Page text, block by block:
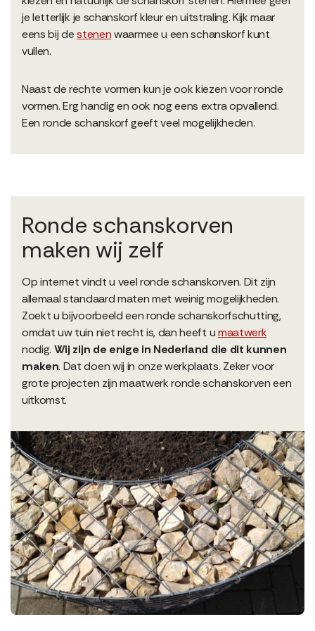
je letterlijk je schanskorf kleur en uitstraling. Kijk maar
eens bij destenenwaarmee u een schanskorf kunt
vullen.
Naast de rechte vormen kun je ook kiezen voor ronde
vormen. Erg handig en ook nog eens extra opvallend.
Een ronde schanskorf geeft veel mogelijkheden.
Ronde schanskorven
maken wij zelf
Op internet vindt u veel ronde schanskorven. Dit zijn
allemaal standaard maten met weinig mogelijkheden.
Zoekt u bijvoorbeeld een ronde schanskorfschutting,
omdat uw tuin niet recht is, dan heeft umaatwerk
nodig. Wij zijn de enige in Nederland die dit kunnen
maken. Dat doen wij in onze werkplaats. Zeker voor
grote projecten zijn maatwerk ronde schanskorven een
uitkomst.